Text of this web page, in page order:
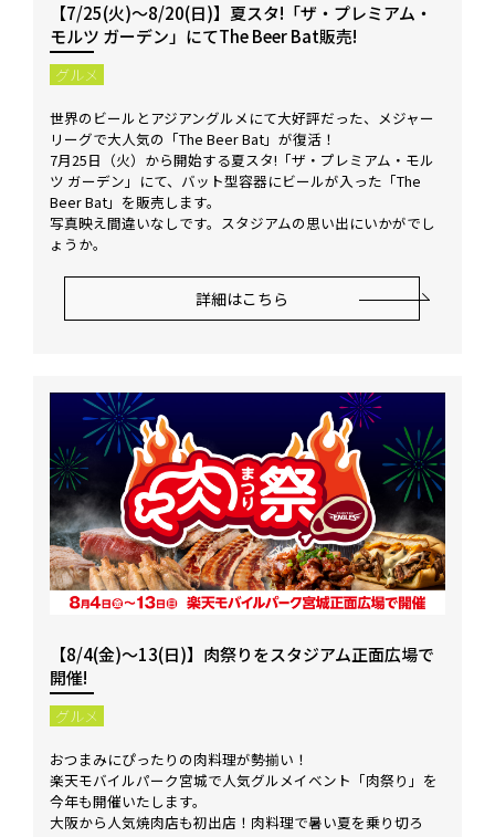
【7/25(火)～8/20(日)】夏スタ!「ザ・プレミアム・
モルツ ガーデン」にてThe Beer Bat販売!
グルメ
世界のビールとアジアングルメにて大好評だった、メジャー
リーグで大人気の「The Beer Bat」が復活！
7月25日（火）から開始する夏スタ!「ザ・プレミアム・モル
ツ ガーデン」にて、バット型容器にビールが入った「The
Beer Bat」を販売します。
写真映え間違いなしです。スタジアムの思い出にいかがでし
ょうか。
詳細はこちら
【8/4(金)～13(日)】肉祭りをスタジアム正面広場で
開催!
グルメ
おつまみにぴったりの肉料理が勢揃い！
楽天モバイルパーク宮城で人気グルメイベント「肉祭り」を
今年も開催いたします。
大阪から人気焼肉店も初出店！肉料理で暑い夏を乗り切ろ